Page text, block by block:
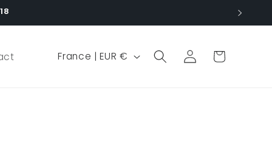
P
France | EUR € ConnexionPanier